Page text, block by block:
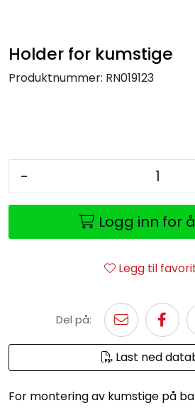
Holder for kumstige
Produktnummer: RN019123
-
Logg inn for
Legg til
Del på:
Last ned
For montering av kumstige på